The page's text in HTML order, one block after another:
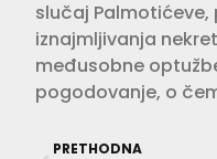
slučaj
iznajmljivanja
međusobne
pogodovanje, o
PRETHODNA